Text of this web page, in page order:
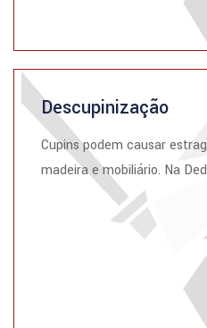
Descupinização
Cupins podem causar
madeira e mobiliário. Na